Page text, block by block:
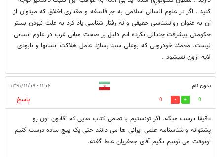
کنید . اگر در علوم انسانی اسلامی به جز فلسفه و مقداری اخلاق که میتوان از
آن به عنوان روانشناسی حقیقی و نه رفتار شناسی یاد کرد به علت نبودن بستر
حکومتی پیشرفت چندانی نکرده ایم دلیل بر صحت مبانی غرب در علوم انسانی
نیست. مطمئنا خودرویی که بوعلی سینا بسازد عامل هلاکت انسانها و نابودی
لایه ازون نمیشود .
بدون نام ۱۱:۰۶ - ۱۳۹۱/۱۱/۰۹
0
0
پاسخ
دقیقا درست میگه. اگر تونستیم با تمامی کتاب هایی که آقایون اون رو
پشتوانه و شناسنامه علمی ایرانی ها می دانند حتی یک پیچ ساده درست کنیم
اونوقت می تونیم بگیم آقای جعفریان علط گفته.